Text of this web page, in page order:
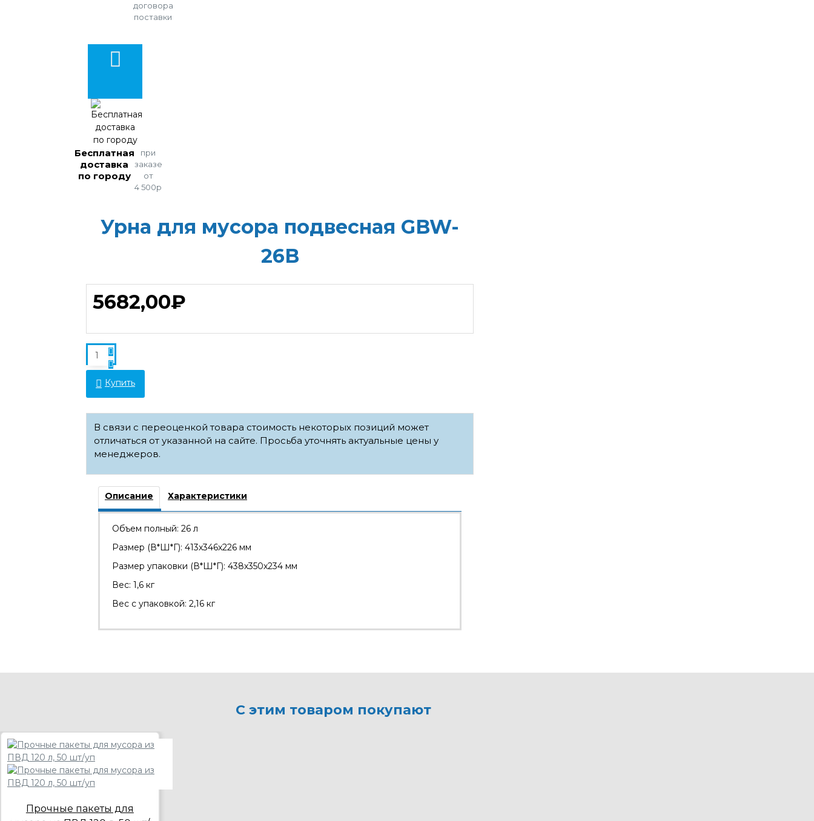
договора
поставки
Бесплатная
доставка
по городу
при
заказе
от
4 500р
Урна для мусора подвесная GBW-
26B
5682,00₽
Купить
В связи с переоценкой товара стоимость некоторых позиций может
отличаться от указанной на сайте. Просьба уточнять актуальные цены у
менеджеров.
Описание Характеристики
Объем полный: 26 л
Размер (В*Ш*Г): 413х346х226 мм
Размер упаковки (В*Ш*Г): 438х350х234 мм
Вес: 1,6 кг
Вес с упаковкой: 2,16 кг
С этим товаром покупают
Прочные пакеты для